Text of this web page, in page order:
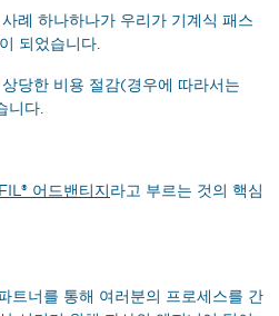
례 하나하나가 우리가 기계식 패스
되었습니다.
당한 비용 절감(경우에 따라서는
니다.
어드밴티지라고 부르는 것의 핵심
트너를 통해 여러분의 프로세스를 간